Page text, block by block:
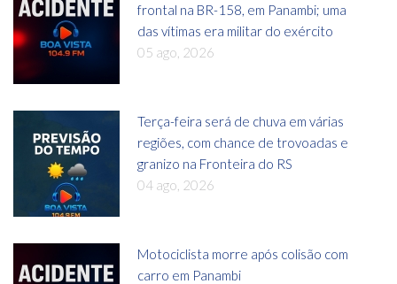
frontal na BR-158, em Panambi; uma
das vítimas era militar do exército
05 ago, 2026
Terça-feira será de chuva em várias
regiões, com chance de trovoadas e
granizo na Fronteira do RS
04 ago, 2026
Motociclista morre após colisão com
carro em Panambi